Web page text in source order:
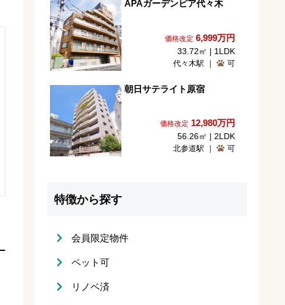
APAガーデンピア代々木
価格改定 6,999万円
33.72㎡ | 1LDK
代々木駅 ｜ 可
朝日サテライト原宿
価格改定 12,980万円
56.26㎡ | 2LDK
北参道駅 ｜ 可
特徴から探す
会員限定物件
ペット可
リノベ済